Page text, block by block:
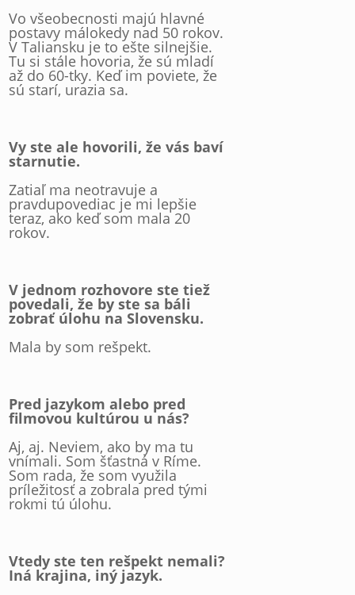
Vo všeobecnosti majú hlavné
postavy málokedy nad 50 rokov.
V Taliansku je to ešte silnejšie.
Tu si stále hovoria, že sú mladí
až do 60-tky. Keď im poviete, že
sú starí, urazia sa.
Vy ste ale hovorili, že vás baví
starnutie.
Zatiaľ ma neotravuje a
pravdupovediac je mi lepšie
teraz, ako keď som mala 20
rokov.
V jednom rozhovore ste tiež
povedali, že by ste sa báli
zobrať úlohu na Slovensku.
Mala by som rešpekt.
Pred jazykom alebo pred
filmovou kultúrou u nás?
Aj, aj. Neviem, ako by ma tu
vnímali. Som šťastná v Ríme.
Som rada, že som využila
príležitosť a zobrala pred tými
rokmi tú úlohu.
Vtedy ste ten rešpekt nemali?
Iná krajina, iný jazyk.